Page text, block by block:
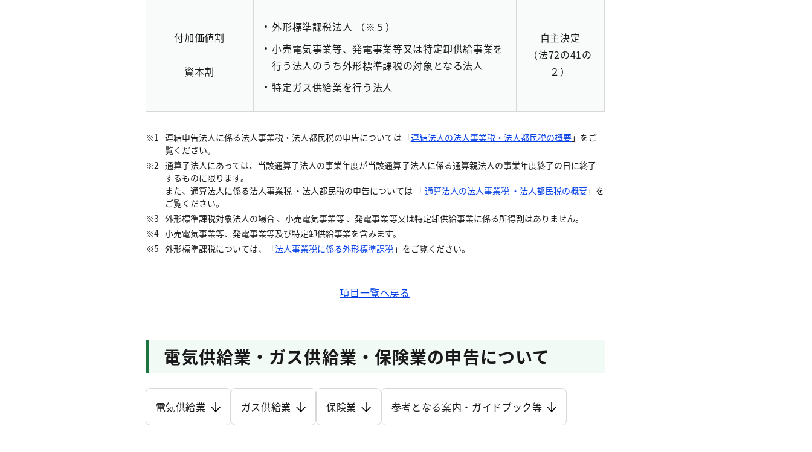
付加価値割
資本割
外形標準課税法人 （※５）
小売電気事業等、発電事業等又は特定卸供給事業を
行う法人のうち外形標準課税の対象となる法人
特定ガス供給業を行う法人
自主決定
（法72の41の
２）
連結申告法人に係る法人事業税・法人都民税の申告については「連結法人の法人事業税・法人都民税の概要」をご
覧ください。
通算子法人にあっては、当該通算子法人の事業年度が当該通算子法人に係る通算親法人の事業年度終了の日に終了
するものに限ります。
また、通算法人に係る法人事業税 ・法人都民税の申告については 「通算法人の法人事業税 ・法人都民税の概要」を
ご覧ください。
外形標準課税対象法人の場合 、小売電気事業等 、発電事業等又は特定卸供給事業に係る所得割はありません。
小売電気事業等、発電事業等及び特定卸供給事業を含みます。
外形標準課税については、「法人事業税に係る外形標準課税 」をご覧ください。
項目一覧へ戻る
電気供給業・ガス供給業・保険業の申告について
電気供給業 ガス供給業 保険業 参考となる案内・ガイドブック等